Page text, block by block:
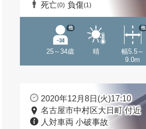
死亡(0) 負傷(1)
25～34歳
他
晴
幅5.5～
9.0m
他
2020年12月8日(火)17:10
名古屋市中村区大日町 付近
人対車両 小破事故